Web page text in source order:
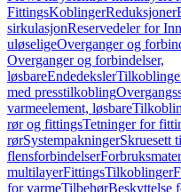
FittingsKoblingerReduksjoner
sirkulasjonReservedeler for
uløseligeOverganger og
Overganger og forbindelser,
løsbareEndedeksler
med presstilkobling
varmeelement, løsbare
rør og fittingsTetninger for
rørSystempakningerSkruesett
flensforbindelser
multilayerFittingsTilkoblinger
for varmeTilbehørBeskyttelse